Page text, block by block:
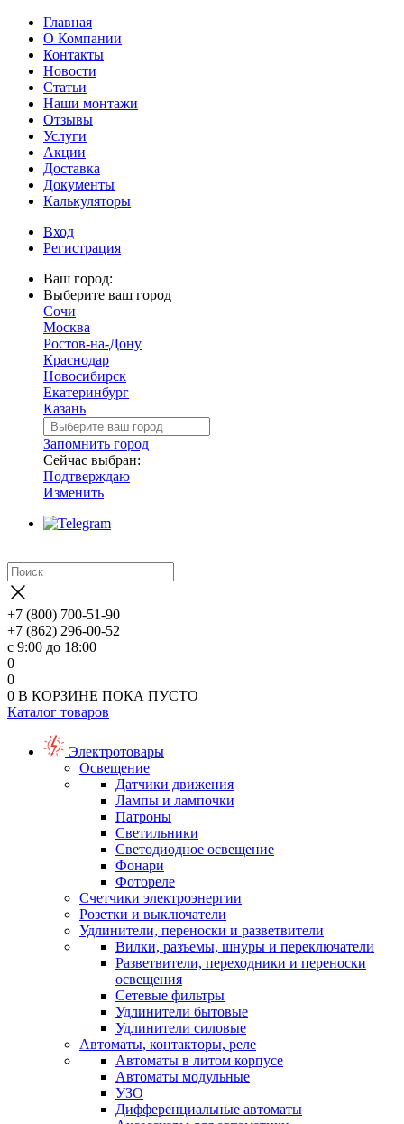
Главная
О Компании
Контакты
Новости
Статьи
Наши монтажи
Отзывы
Услуги
Акции
Доставка
Документы
Калькуляторы
Вход
Регистрация
Ваш город:
Выберите ваш город
Сочи
Москва
Ростов-на-Дону
Краснодар
Новосибирск
Екатеринбург
Казань
Запомнить город
Сейчас выбран:
Подтверждаю
Изменить
+7 (800) 700-51-90
+7 (862) 296-00-52
с 9:00 до 18:00
0
0
0 В КОРЗИНЕ ПОКА ПУСТО
Каталог товаров
Электротовары
Освещение
Датчики движения
Лампы и лампочки
Патроны
Светильники
Светодиодное освещение
Фонари
Фотореле
Счетчики электроэнергии
Розетки и выключатели
Удлинители, переноски и разветвители
Вилки, разъемы, шнуры и переключатели
Разветвители, переходники и переноски
освещения
Сетевые фильтры
Удлинители бытовые
Удлинители силовые
Автоматы, контакторы, реле
Автоматы в литом корпусе
Автоматы модульные
УЗО
Дифференциальные автоматы